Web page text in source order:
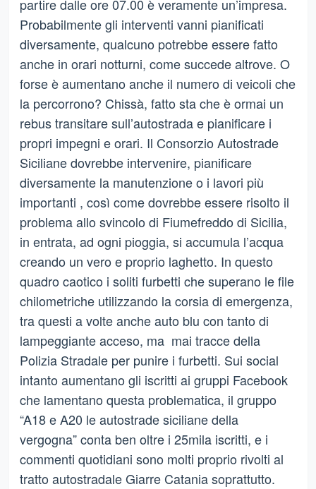
partire dalle ore 07.00 è veramente un’impresa.
Probabilmente gli interventi vanni pianificati
diversamente, qualcuno potrebbe essere fatto
anche in orari notturni, come succede altrove. O
forse è aumentano anche il numero di veicoli che
la percorrono? Chissà, fatto sta che è ormai un
rebus transitare sull’autostrada e pianificare i
propri impegni e orari. Il Consorzio Autostrade
Siciliane dovrebbe intervenire, pianificare
diversamente la manutenzione o i lavori più
importanti , così come dovrebbe essere risolto il
problema allo svincolo di Fiumefreddo di Sicilia,
in entrata, ad ogni pioggia, si accumula l’acqua
creando un vero e proprio laghetto. In questo
quadro caotico i soliti furbetti che superano le file
chilometriche utilizzando la corsia di emergenza,
tra questi a volte anche auto blu con tanto di
lampeggiante acceso, ma mai tracce della
Polizia Stradale per punire i furbetti. Sui social
intanto aumentano gli iscritti ai gruppi Facebook
che lamentano questa problematica, il gruppo
“A18 e A20 le autostrade siciliane della
vergogna” conta ben oltre i 25mila iscritti, e i
commenti quotidiani sono molti proprio rivolti al
tratto autostradale Giarre Catania soprattutto.